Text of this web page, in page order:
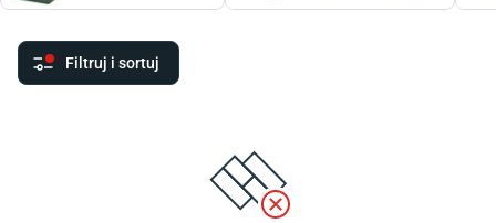
Filtruj i sortuj